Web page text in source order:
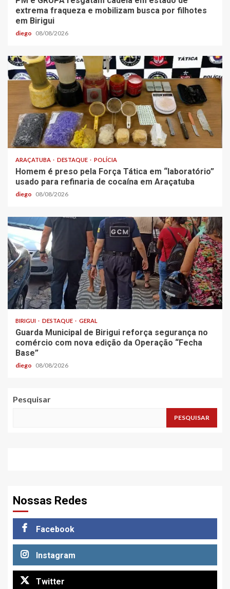
extrema fraqueza e mobilizam busca por filhotes
em Birigui
diego 08/08/2026
ARAÇATUBA DESTAQUE POLÍCIA
Homem é preso pela Força Tática em “laboratório”
usado para refinaria de cocaína em Araçatuba
diego 08/08/2026
BIRIGUI DESTAQUE GERAL
Guarda Municipal de Birigui reforça segurança no
comércio com nova edição da Operação “Fecha
Base”
diego 08/08/2026
Pesquisar
PESQUISAR
Nossas Redes
Facebook
Instagram
Twitter